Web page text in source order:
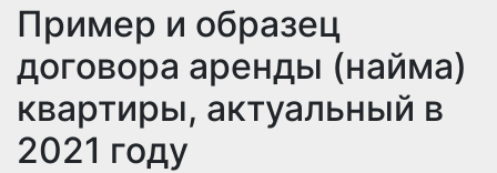
Пример и образец
договора аренды (найма)
квартиры, актуальный в
2021 году